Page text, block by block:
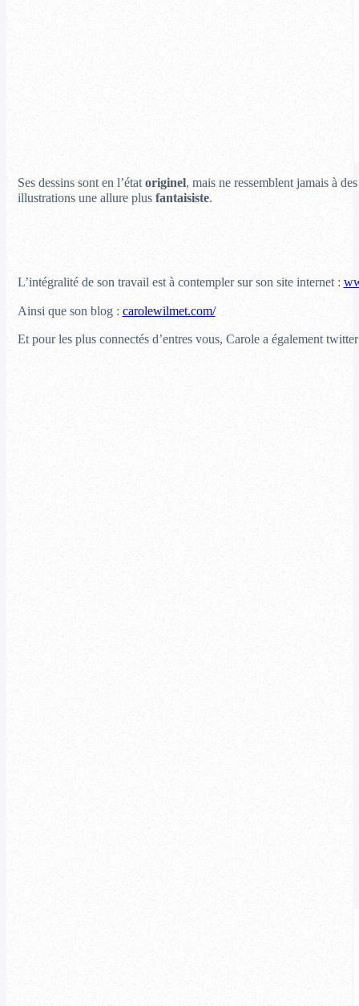
Ses dessins sont en l’état originel, mais ne ressemblent jamais à
illustrations une allure plusfantaisiste.
L’intégralité de son travail est à contempler sur son site internet :
Ainsi que son blog : carolewilmet.com/
Et pour les plus connectés d’entres vous, Carole a également